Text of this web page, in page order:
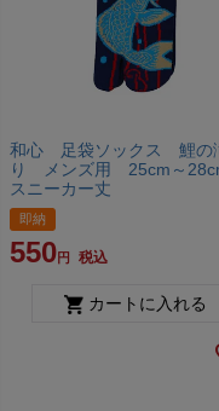
和心 足袋ソックス 鯉の
り メンズ用 25cm～
スニーカー丈
即納
550 税込
カートに入れる